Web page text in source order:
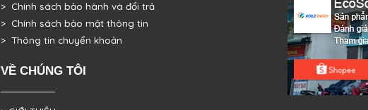
> Chính sách bảo hành và đổi trả
> Chính sách bảo mật thông tin
> Thông tin chuyển khoản
VỀ CHÚNG TÔI